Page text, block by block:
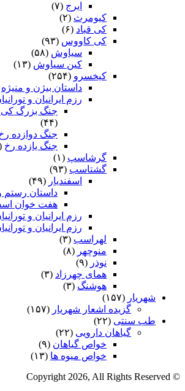
ایرج (۷)
کیومرث (۲)
کی قباد (۶)
کی کاووس (۹۳)
سیاوش (۵۸)
کین سیاوش (۱۳)
کیخسرو (۲۵۴)
داستان بیژن و منیژه
رزم ایرانیان و
جنگ بزرگ کی
(۴۴)
جنگ دوازده
جنگ یازده رخ
گرشاسپ (۱)
گشتاسب (۹۳)
اسفندیار (۴۹)
داستان رستم و
هفت خوان
رزم ایرانیان و
رزم ایرانیان و
لهراسب (۳)
منوچهر (۸)
نوذر (۹)
هماى چهرزاد (۳)
هوشنگ (۳)
شهریار (۱۵۷)
گزیده اشعار شهریار (۱۵۷)
طب سنتی (۲۲)
گیاهان دارویی (۲۲)
خواص گیاهان (۹)
خواص میوه ها (۱۳)
© Copyright 2026, All Rights Reserved